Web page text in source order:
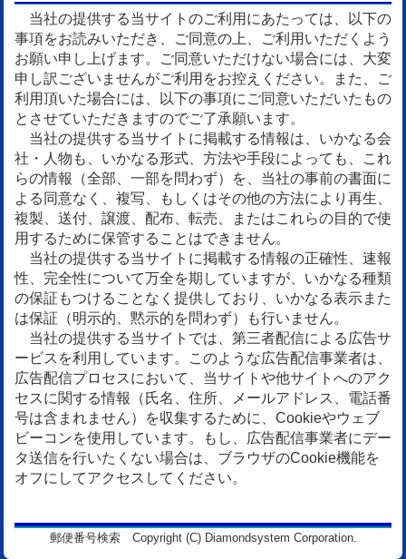
当社の提供する当サイトのご利用にあたっては、以下の
事項をお読みいただき、ご同意の上、ご利用いただくよう
お願い申し上げます。ご同意いただけない場合には、大変
申し訳ございませんがご利用をお控えください。また、ご
利用頂いた場合には、以下の事項にご同意いただいたもの
とさせていただきますのでご了承願います。
当社の提供する当サイトに掲載する情報は、いかなる会
社・人物も、いかなる形式、方法や手段によっても、これ
らの情報（全部、一部を問わず）を、当社の事前の書面に
よる同意なく、複写、もしくはその他の方法により再生、
複製、送付、譲渡、配布、転売、またはこれらの目的で使
用するために保管することはできません。
当社の提供する当サイトに掲載する情報の正確性、速報
性、完全性について万全を期していますが、いかなる種類
の保証もつけることなく提供しており、いかなる表示また
は保証（明示的、黙示的を問わず）も行いません。
当社の提供する当サイトでは、第三者配信による広告サ
ービスを利用しています。このような広告配信事業者は、
広告配信プロセスにおいて、当サイトや他サイトへのアク
セスに関する情報（氏名、住所、メールアドレス、電話番
号は含まれません）を収集するために、Cookieやウェブ
ビーコンを使用しています。もし、広告配信事業者にデー
タ送信を行いたくない場合は、ブラウザのCookie機能を
オフにしてアクセスしてください。
郵便番号検索 Copyright (C) Diamondsystem Corporation.